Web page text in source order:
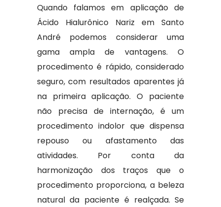
Quando falamos em aplicação de
Ácido Hialurônico Nariz em Santo
André podemos considerar uma
gama ampla de vantagens. O
procedimento é rápido, considerado
seguro, com resultados aparentes já
na primeira aplicação. O paciente
não precisa de internação, é um
procedimento indolor que dispensa
repouso ou afastamento das
atividades. Por conta da
harmonização dos traços que o
procedimento proporciona, a beleza
natural da paciente é realçada. Se